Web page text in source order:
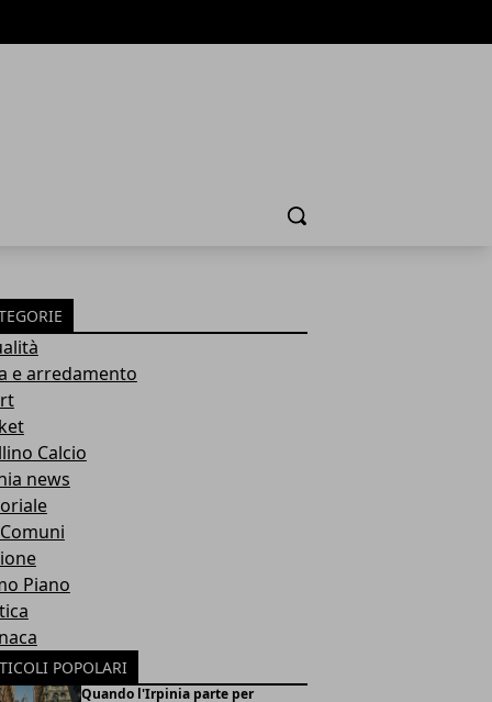
Cerca
e arredamento
Calcio
news
Piano
POPOLARI
Quando l'Irpinia parte per